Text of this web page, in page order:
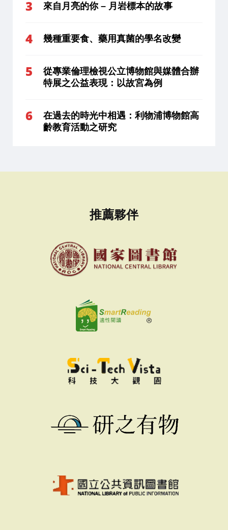
來自月亮的你 – 月岩標本的故事
幾種重要食、藥用真菌的學名改變
從專業倫理檢視公立博物館與媒體合辦
特展之公益表現：以故宮為例
在過去的時光中相遇：利物浦博物館高
齡教育活動之研究
推薦夥伴